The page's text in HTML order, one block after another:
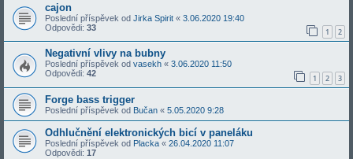
cajon
Poslední příspěvek od Jirka Spirit « 3.06.2020 19:40
Odpovědi: 33 1 2
Negativní vlivy na bubny
Poslední příspěvek od vasekh « 3.06.2020 11:50
Odpovědi: 42 1 2 3
Forge bass trigger
Poslední příspěvek od Bučan « 5.05.2020 9:28
Odhlučnění elektronických bicí v paneláku
Poslední příspěvek od Placka « 26.04.2020 11:07
Odpovědi: 17